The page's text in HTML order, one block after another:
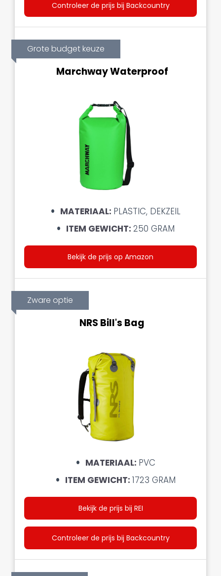
Controleer de prijs bij Backcountry
Grote budget keuze
Marchway Waterproof
MATERIAAL: PLASTIC, DEKZEIL
ITEM GEWICHT: 250 GRAM
Bekijk de prijs op Amazon
Zware optie
NRS Bill's Bag
MATERIAAL: PVC
ITEM GEWICHT: 1723 GRAM
Bekijk de prijs bij REI
Controleer de prijs bij Backcountry